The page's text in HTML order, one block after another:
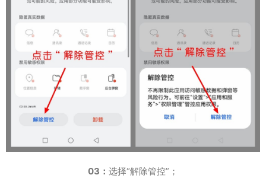
03： 选择“解除管控”；